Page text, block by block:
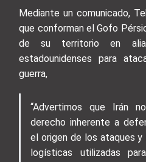
Mediante un comunicado,
que conforman el Gofo
de su territorio en
estadounidenses para
guerra,
“Advertimos que Irán
derecho inherente a
el origen de los ataques
logísticas utilizadas